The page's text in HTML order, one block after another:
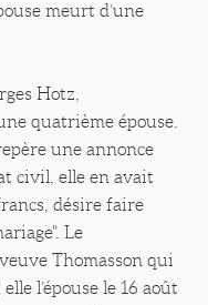
meurt d’une
Hotz,
quatrième épouse.
une annonce
civil, elle en avait
désire faire
Le
Thomasson qui
l’épouse le 16 août